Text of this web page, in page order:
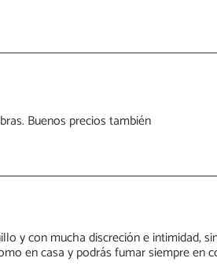
Buenos precios también
y con mucha discreción e intimidad,
en casa y podrás fumar siempre en